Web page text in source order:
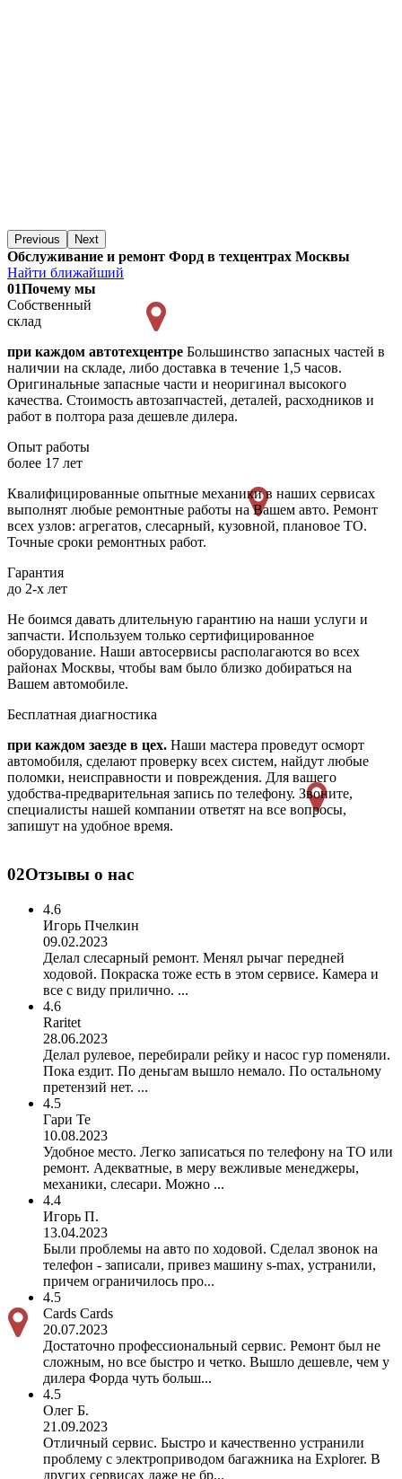
Previous Next
Обслуживание и ремонт Форд в техцентрах Москвы
Найти ближайший
01Почему мы
Собственный
склад
при каждом автотехцентре Большинство запасных частей в
наличии на складе, либо доставка в течение 1,5 часов.
Оригинальные запасные части и неоригинал высокого
качества. Стоимость автозапчастей, деталей, расходников и
работ в полтора раза дешевле дилера.
Опыт работы
более 17 лет
Квалифицированные опытные механики в наших сервисах
выполнят любые ремонтные работы на Вашем авто. Ремонт
всех узлов: агрегатов, слесарный, кузовной, плановое ТО.
Точные сроки ремонтных работ.
Гарантия
до 2-х лет
Не боимся давать длительную гарантию на наши услуги и
запчасти. Используем только сертифицированное
оборудование. Наши автосервисы располагаются во всех
районах Москвы, чтобы вам было близко добираться на
Вашем автомобиле.
Бесплатная диагностика
при каждом заезде в цех. Наши мастера проведут осморт
автомобиля, сделают проверку всех систем, найдут любые
поломки, неисправности и повреждения. Для вашего
удобства-предварительная запись по телефону. Звоните,
специалисты нашей компании ответят на все вопросы,
запишут на удобное время.
02Отзывы о нас
4.6
Игорь Пчелкин
09.02.2023
Делал слесарный ремонт. Менял рычаг передней
ходовой. Покраска тоже есть в этом сервисе. Камера и
все с виду прилично. ...
4.6
Raritet
28.06.2023
Делал рулевое, перебирали рейку и насос гур поменяли.
Пока ездит. По деньгам вышло немало. По остальному
претензий нет. ...
4.5
Гари Те
10.08.2023
Удобное место. Легко записаться по телефону на ТО или
ремонт. Адекватные, в меру вежливые менеджеры,
механики, слесари. Можно ...
4.4
Игорь П.
13.04.2023
Были проблемы на авто по ходовой. Сделал звонок на
телефон - записали, привез машину s-max, устранили,
причем ограничилось про...
4.5
Cards Cards
20.07.2023
Достаточно профессиональный сервис. Ремонт был не
сложным, но все быстро и четко. Вышло дешевле, чем у
дилера Форда чуть больш...
4.5
Олег Б.
21.09.2023
Отличный сервис. Быстро и качественно устранили
проблему с электроприводом багажника на Explorer. В
других сервисах даже не бр...